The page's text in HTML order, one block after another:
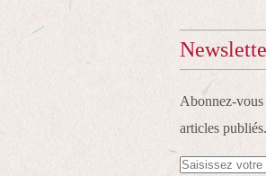
Abonnez-
articles publiés.